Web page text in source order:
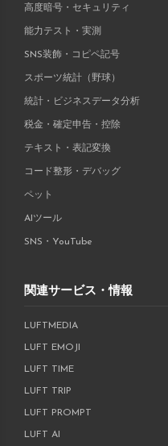
高度暗号・セキュリティ
能力テスト・実測
SNS装飾・コピペ記号
スポーツ統計（野球）
統計・ビジネスデータ分析
税金・確定申告・控除
テキスト・表記変換
コード整形・デバッグ
ペット
AIツール
SNS・YouTube
関連サービス・情報
LUFTMEDIA
LUFT EMOJI
LUFT TIME
LUFT TRIP
LUFT PROMPT
LUFT AI